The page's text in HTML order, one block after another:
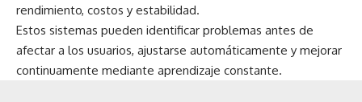
rendimiento, costos y estabilidad.
Estos sistemas pueden identificar problemas antes de
afectar a los usuarios, ajustarse automáticamente y mejorar
continuamente mediante aprendizaje constante.